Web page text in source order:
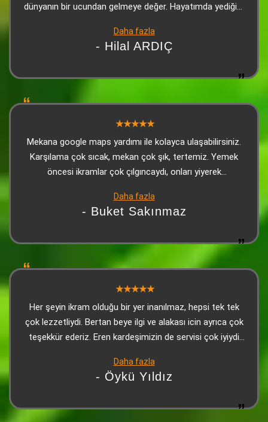
Murat Büklük’ün ilgisi ise akşamın en güzel
dünyanın bir ucundan gelmeye değer. Hayatımda yediğim
Daha fazla
- Hilal ARDIÇ
Mekana google maps yardımı ile kolayca ulaşabilirsiniz.
Karşılama çok sıcak, mekan çok şık, tertemiz. Yemek
öncesi ikramlar çok çılgıncaydı, onları yiyerek
tatlı (yine ikram) harikaydı. Personel çok sıcakkanlı,
güleryüzlü ve ilgiliydi. Biz çok beğendik tavsiye ediyorum
Daha fazla
- Buket Sakınmaz
Her şeyin ikram olduğu bir yer inanılmaz, hepsi tek tek
çok lezzetliydi. Bertan beye ilgi ve alakası icin ayrıca çok
teşekkür ederiz. Eren kardeşimizin de servisi çok iyiydi
Daha fazla
- Öykü Yıldız